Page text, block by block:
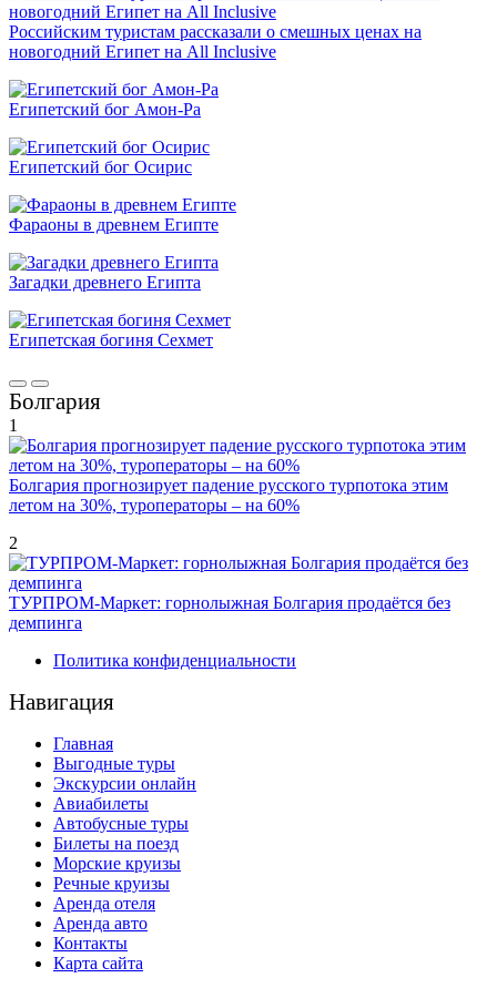
Российским туристам рассказали о смешных ценах на
новогодний Египет на All Inclusive
Египетский бог Амон-Ра
Египетский бог Осирис
Фараоны в древнем Египте
Загадки древнего Египта
Египетская богиня Сехмет
Болгария
1
Болгария прогнозирует падение русского турпотока этим
летом на 30%, туроператоры – на 60%
2
ТУРПРОМ-Маркет: горнолыжная Болгария продаётся без
демпинга
Политика конфиденциальности
Навигация
Главная
Выгодные туры
Экскурсии онлайн
Авиабилеты
Автобусные туры
Билеты на поезд
Морские круизы
Речные круизы
Аренда отеля
Аренда авто
Контакты
Карта сайта